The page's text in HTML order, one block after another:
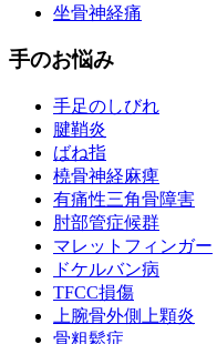
坐骨神経痛
手のお悩み
手足のしびれ
腱鞘炎
ばね指
橈骨神経麻痺
有痛性三角骨障害
肘部管症候群
マレットフィンガー
ドケルバン病
TFCC損傷
上腕骨外側上顆炎
骨粗鬆症